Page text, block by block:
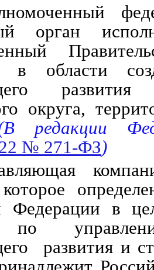
орган
в области
округа,
редакции
№ 271-ФЗ)
Федерации в
развития и